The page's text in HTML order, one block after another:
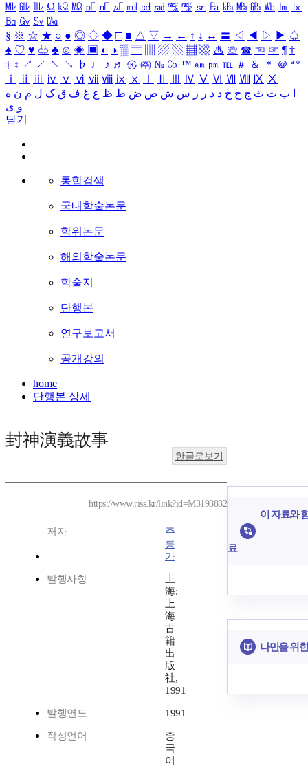
㎒ ㎓ ㎔ Ω ㏀ ㏁ ㎊ ㎋ ㎌ ㏖ ㏅ ㎭ ㎮ ㎯ ㏛ ㎩ ㎪ ㎫ ㎬ ㏝ ㏐
㏓
㏃ ㏉ ㏜ ㏆
§ ※ ☆ ★ ○ ● ◎ ◇ ◆ □ ■ △ ▽ → ← ↑ ↓ ↔ 〓 ◁ ◀ ▷ ▶ ♤
♠ ♡ ♥ ♧ ♣ ⊙ ◈ ▣ ◐ ◑ ▒ ▤ ▨ ▧ ▦ ▩ ♨ ☏ ☎ ☜ ☞ ¶ †
‡ ↕ ↗ ↙ ↖ ↘ ♭ ♩ ♪ ♬ ㉿ ㈜ № ㏇ ™ ㏂ ㏘ ℡ ＃ ＆ ＊ ＠ ª º
ⅰ
ⅱ ⅲ ⅳ ⅴ ⅵ ⅶ ⅷ ⅸ ⅹ Ⅳ Ⅴ Ⅵ Ⅶ Ⅷ Ⅸ Ⅹ
ب ت ث ج ح خ د ذ ر ز س ش ص ض ط ظ ع غ ف ق ک ل م ن ه
و ی
닫기
통합검색
국내학술논문
학위논문
해외학술논문
학술지
단행본
연구보고서
공개강의
home
단행본 상세
封神演義故事
한글로보기
https://www.riss.kr/link?id=M3193832
저자
주
릉
가
발행사항
上
海:
上
海
古
籍
出
版
社,
1991
발행연도 1991
작성언어
중
국
어
이 자료와
료
나만을 위